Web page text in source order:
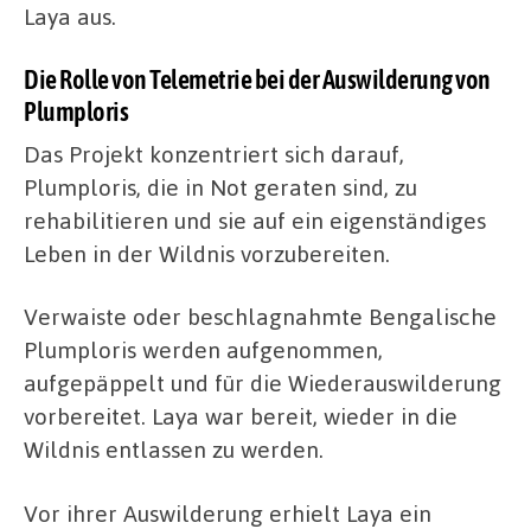
Laya aus.
Die Rolle von Telemetrie bei der Auswilderung von
Plumploris
Das Projekt konzentriert sich darauf,
Plumploris, die in Not geraten sind, zu
rehabilitieren und sie auf ein eigenständiges
Leben in der Wildnis vorzubereiten.
Verwaiste oder beschlagnahmte Bengalische
Plumploris werden aufgenommen,
aufgepäppelt und für die Wiederauswilderung
vorbereitet. Laya war bereit, wieder in die
Wildnis entlassen zu werden.
Vor ihrer Auswilderung erhielt Laya ein